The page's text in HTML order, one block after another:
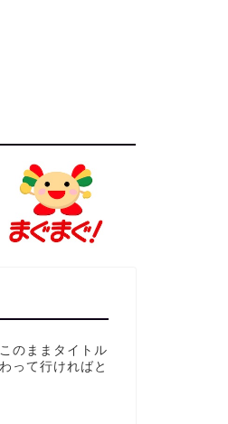
のままタイトル
って行ければと